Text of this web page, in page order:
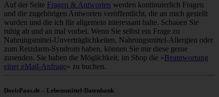
Auf der Seite Fragen & Antworten werden kontinuierlich Fragen
und die zugehörigen Antworten veröffentlicht, die an mich gestellt
wurden und die ich für allgemein interessant halte. Schauen Sie
ruhig ab und an mal vorbei. Wenn Sie selbst ein Frage zu
Nahrungsmittel-Unverträglichkeiten, Nahrungsmittel-Allergien oder
zum Reizdarm-Syndrom haben, können Sie mir diese gerne
zusenden. Sie haben die Möglichkeit, im Shop die »Beantwortung
einer eMail-Anfrage« zu buchen.
DorisPaas.de – Lebensmittel-Datenbank